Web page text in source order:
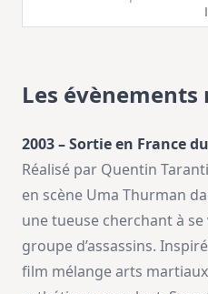
Les évènements
2003 – Sortie en France
Réalisé par Quentin
en scène Uma Thurman
une tueuse cherchant à
groupe d’assassins.
film mélange arts